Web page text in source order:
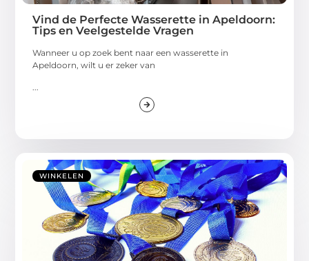
Vind de Perfecte Wasserette in Apeldoorn:
Tips en Veelgestelde Vragen
Wanneer u op zoek bent naar een wasserette in
Apeldoorn, wilt u er zeker van
...
WINKELEN